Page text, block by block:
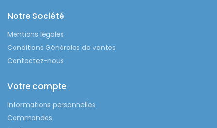
Notre Société
Mentions légales
Conditions Générales de ventes
Contactez-nous
Votre compte
Informations personnelles
Commandes